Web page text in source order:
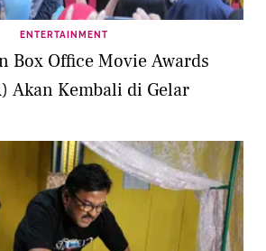
ENTERTAINMENT
Box Office Movie Awards
Akan Kembali di Gelar